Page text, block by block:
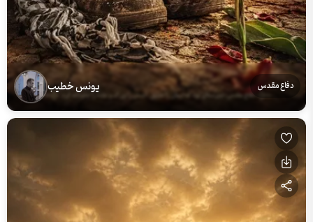
دفاع مقدس یونس خطیب